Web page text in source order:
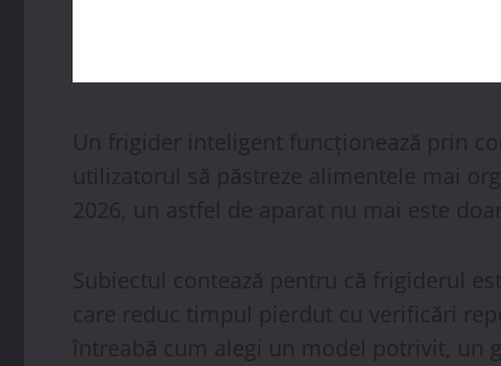
Un frigider inteligent funcționează prin
utilizatorul să păstreze alimentele mai
2026, un astfel de aparat nu mai este
Subiectul contează pentru că frigiderul
care reduc timpul pierdut cu verificări
întreabă cum alegi un model potrivit, un